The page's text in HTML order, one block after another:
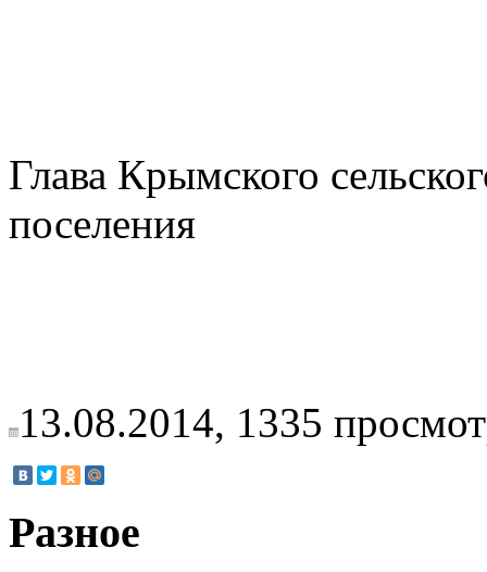
Глава Крымского
поселения
13.08.2014, 1335
Разное